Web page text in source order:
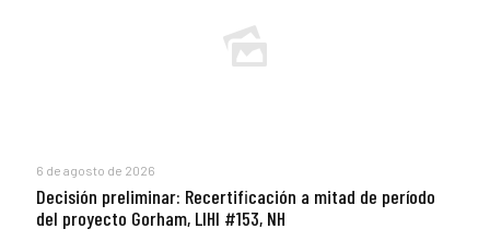
6 de agosto de 2026
Decisión preliminar: Recertificación a mitad de período
del proyecto Gorham, LIHI #153, NH